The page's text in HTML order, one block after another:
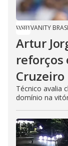
VANITY
Artur
reforços
Cruzeiro
Técnico avalia
domínio na